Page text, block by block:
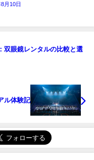
月10日
双眼鏡レンタルの比較と選
ル体験記